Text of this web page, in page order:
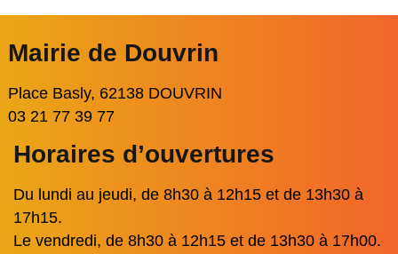
Mairie de Douvrin
Place Basly, 62138 DOUVRIN
03 21 77 39 77
Horaires d’ouvertures
Du lundi au jeudi, de 8h30 à 12h15 et de 13h30 à
17h15.
Le vendredi, de 8h30 à 12h15 et de 13h30 à 17h00.